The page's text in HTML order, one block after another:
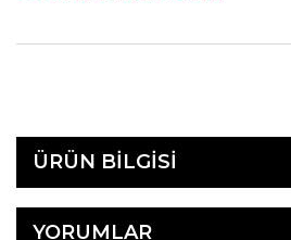
ÜRÜN BİLGİSİ
YORUMLAR